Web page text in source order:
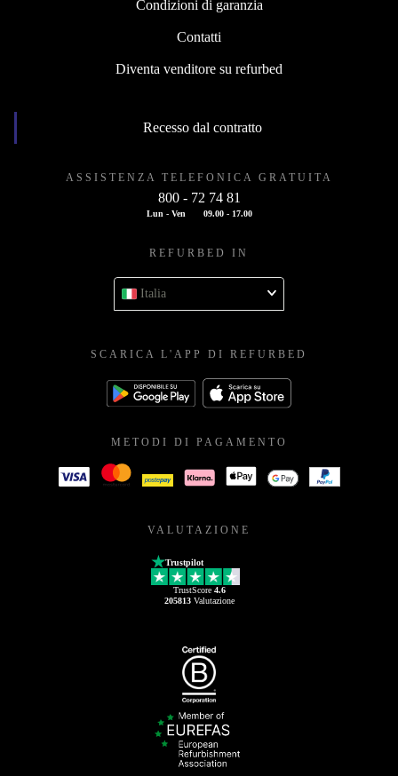
Condizioni di garanzia
Contatti
Diventa venditore su refurbed
Recesso dal contratto
ASSISTENZA TELEFONICA GRATUITA
800 - 72 74 81
Lun - Ven 09.00 - 17.00
REFURBED IN
Italia
SCARICA L'APP DI REFURBED
METODI DI PAGAMENTO
VALUTAZIONE
Trustpilot
TrustScore 4.6
205813Valutazione